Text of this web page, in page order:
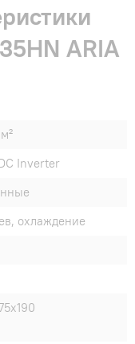
ARIA
Inverter
охлаждение